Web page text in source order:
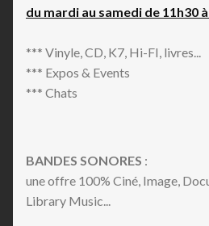
du mardi au samedi de 11h30
*** Vinyle, CD, K7, Hi-FI, livres...
*** Expos & Events
*** Chats
BANDES SONORES :
une offre 100% Ciné, Image,
Library Music...